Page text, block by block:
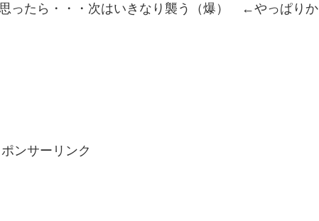
ったら・・・次はいきなり襲う（爆） ←やっぱりか
ポンサーリンク